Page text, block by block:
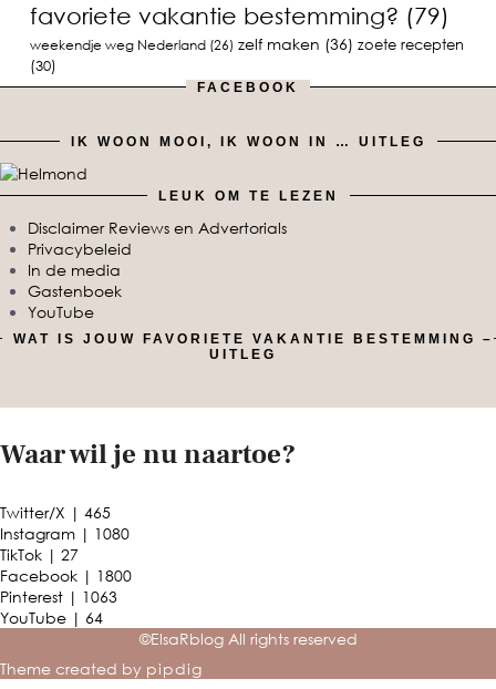
favoriete vakantie bestemming? (79)
weekendje weg Nederland (26) zelf maken (36) zoete recepten
(30)
FACEBOOK
IK WOON MOOI, IK WOON IN … UITLEG
LEUK OM TE LEZEN
Disclaimer Reviews en Advertorials
Privacybeleid
In de media
Gastenboek
YouTube
WAT IS JOUW FAVORIETE VAKANTIE BESTEMMING –
UITLEG
Waar wil je nu naartoe?
Twitter/X | 465
Instagram | 1080
TikTok | 27
Facebook | 1800
Pinterest | 1063
YouTube | 64
©ElsaRblog All rights reserved
Theme created by pipdig